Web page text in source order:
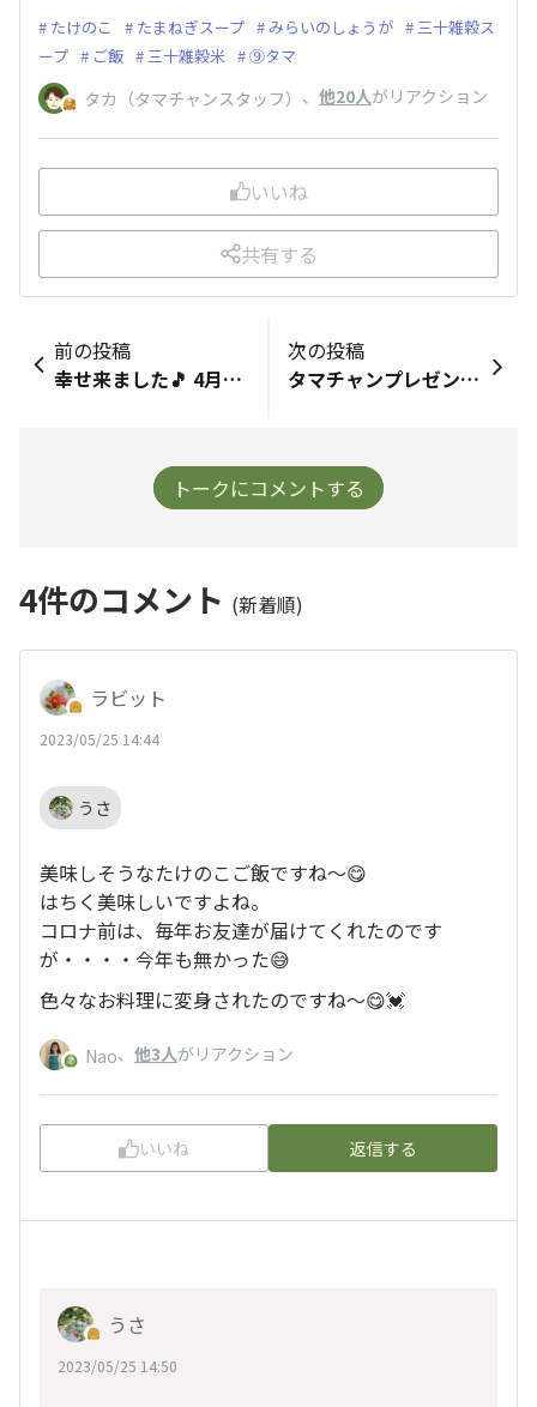
たけのこ たまねぎスープ みらいのしょうが
三十雑穀ス
ープ
ご飯 三十雑穀米 ⑨タマ
タカ（タマチャンスタッフ） 、 他20人がリアクション
いいね
共有する
前の投稿
幸せ来ました🎵 4月のプレゼント 🍀ななつのしあわせドライフルーツ 🍀ドライフルーツアプリコット 🍀ドライフルーツバナナ そしてくわちゃんからのメッセージ🎵 可愛い仕上がり嬉しいです☺️ ありがとうございます🎵 皆さんの投稿みて 明日には来るかな？と思ったら 来てました🎵 ありがとうございます☺️
次の投稿
タマチャンプレゼント🎁ありがとうございます😊 仕事から帰ったら届いてました✨ 見覚えのある茶色の包み📦😍 よっぴさんのメッセージが嬉しくてずっとニンマリしてます😆 今までいただいたカードも思わず一緒にパチリ📷 スタッフの方も投稿とか見てくれているんだなと嬉しくなりました☺️ アプリコットのドライフルーツが初めてなのでドキドキ。思わず開けて一口。ウマウマーーー😋✨ 早くパウンドケーキに入れたい、ヨーグルトに混ぜたいなどなど楽しみにしてます✨ タマリバの皆さんのレシピも参考にします✨
トークにコメントする
4件のコメント (新着順)
ラビット
2023/05/25 14:44
うさ
美味しそうなたけのこご飯ですね〜😋
はちく美味しいですよね。
コロナ前は、毎年お友達が届けてくれたのです
が・・・・今年も無かった😅
色々なお料理に変身されたのですね～😋💓
Nao、 他3人がリアクション
いいね 返信する
うさ
2023/05/25 14:50